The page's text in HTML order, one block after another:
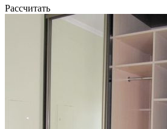
Рассчитать